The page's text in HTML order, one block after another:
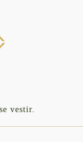
vestir.